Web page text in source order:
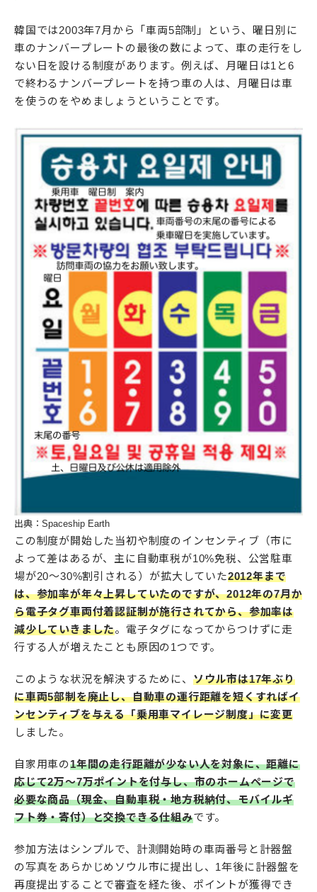
韓国では2003年7月から「車両5部制」という、曜日別に
車のナンバープレートの最後の数によって、車の走行をし
ない日を設ける制度があります。例えば、月曜日は1と6
で終わるナンバープレートを持つ車の人は、月曜日は車
を使うのをやめましょうということです。
出典：Spaceship Earth
この制度が開始した当初や制度のインセンティブ（市に
よって差はあるが、主に自動車税が10%免税、公営駐車
場が20〜30%割引される）が拡大していた2012年まで
は、参加率が年々上昇していたのですが、2012年の7月か
ら電子タグ車両付着認証制が施行されてから、参加率は
減少していきました。電子タグになってからつけずに走
行する人が増えたことも原因の1つです。
このような状況を解決するために、 ソウル市は17年ぶり
に車両5部制を廃止し、自動車の運行距離を短くすればイ
ンセンティブを与える「乗用車マイレージ制度」に変更
しました。
自家用車の1年間の走行距離が少ない人を対象に、距離に
応じて2万〜7万ポイントを付与し、市のホームページで
必要な商品（現金、自動車税・地方税納付、モバイルギ
フト券・寄付）と交換できる仕組みです。
参加方法はシンプルで、計測開始時の車両番号と計器盤
の写真をあらかじめソウル市に提出し、1年後に計器盤を
再度提出することで審査を経た後、ポイントが獲得でき